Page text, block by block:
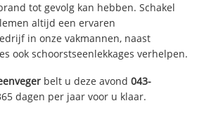
tot gevolg kan hebben. Schakel
altijd een ervaren
in onze vakmannen, naast
ook schoorstseenlekkages verhelpen.
belt u deze avond043-
dagen per jaar voor u klaar.